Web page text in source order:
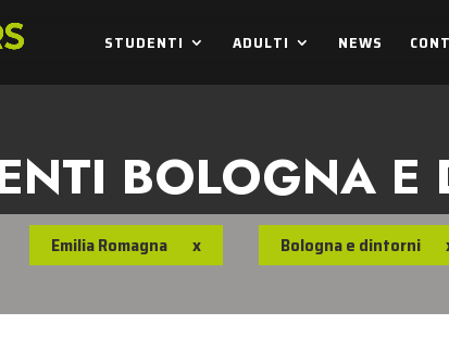
STUDENTI ADULTI NEWS
BOLOGNA E
Emilia Romagna x Bologna e dintorni